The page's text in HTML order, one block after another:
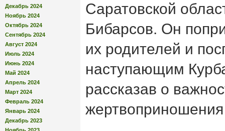
Декабрь 2024
Ноябрь 2024
Октябрь 2024
Сентябрь 2024
Август 2024
Июль 2024
Июнь 2024
Май 2024
Апрель 2024
Март 2024
Февраль 2024
Январь 2024
Декабрь 2023
Ноябрь 2023
Саратовской
Бибарсов. Он
их родителей и
наступающим
рассказав о